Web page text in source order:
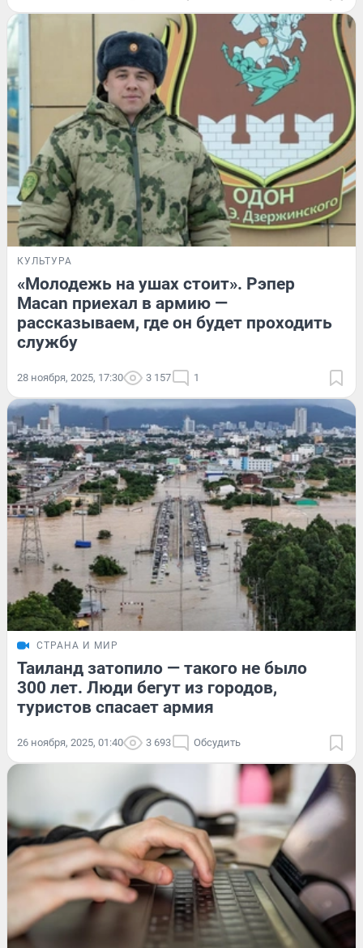
КУЛЬТУРА
«Молодежь на ушах стоит». Рэпер
Macan приехал в армию —
рассказываем, где он будет проходить
службу
28 ноября, 2025, 17:30 3 157 1
СТРАНА И МИР
Таиланд затопило — такого не было
300 лет. Люди бегут из городов,
туристов спасает армия
26 ноября, 2025, 01:40 3 693 Обсудить